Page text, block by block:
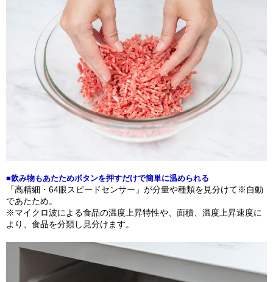
■飲み物もあたためボタンを押すだけで簡単に温められる
「高精細・64眼スピードセンサー」が分量や種類を見分けて※自動
であたため。
※マイクロ波による食品の温度上昇特性や、面積、温度上昇速度に
より、食品を分類し見分けます。